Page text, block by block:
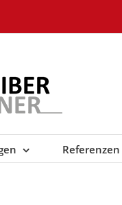
Referenzen